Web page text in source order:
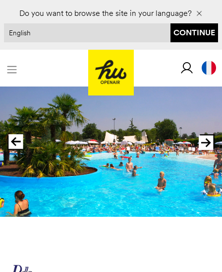
Do you want to browse the site in your language?
CONTINUE